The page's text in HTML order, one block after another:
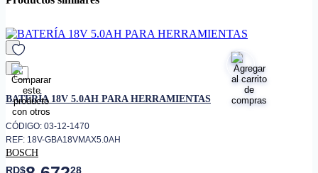
erróneo no serán cubiertas.
favorito
BATERÍA 18V 5.0AH PARA HERRAMIENTAS
CÓDIGO: 03-12-1470
REF: 18V-GBA18VMAX5.0AH
BOSCH
RD$
28